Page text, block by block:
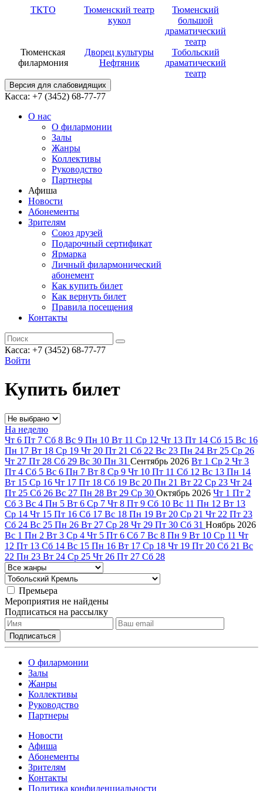
ТКТО
Тюменский театр
кукол
Тюменский
большой
драматический
театр
Тюменская
филармония
Дворец культуры
Нефтяник
Тобольский
драматический
театр
Версия для слабовидящих
Касса: +7 (3452) 68-77-77
О нас
О филармонии
Залы
Жанры
Коллективы
Руководство
Партнеры
Афиша
Новости
Абонементы
Зрителям
Союз друзей
Подарочный сертификат
Ярмарка
Личный филармонический
абонемент
Как купить билет
Как вернуть билет
Правила посещения
Контакты
Касса: +7 (3452) 68-77-77
Войти
Купить билет
На неделю
Чт 6 Пт 7 Сб 8 Вс 9 Пн 10 Вт 11 Ср 12 Чт 13 Пт 14 Сб 15 Вс 16
Пн 17 Вт 18 Ср 19 Чт 20 Пт 21 Сб 22 Вс 23 Пн 24 Вт 25 Ср 26
Чт 27 Пт 28 Сб 29 Вс 30 Пн 31 Сентябрь 2026 Вт 1 Ср 2 Чт 3
Пт 4 Сб 5 Вс 6 Пн 7 Вт 8 Ср 9 Чт 10 Пт 11 Сб 12 Вс 13 Пн 14
Вт 15 Ср 16 Чт 17 Пт 18 Сб 19 Вс 20 Пн 21 Вт 22 Ср 23 Чт 24
Пт 25 Сб 26 Вс 27 Пн 28 Вт 29 Ср 30 Октябрь 2026 Чт 1 Пт 2
Сб 3 Вс 4 Пн 5 Вт 6 Ср 7 Чт 8 Пт 9 Сб 10 Вс 11 Пн 12 Вт 13
Ср 14 Чт 15 Пт 16 Сб 17 Вс 18 Пн 19 Вт 20 Ср 21 Чт 22 Пт 23
Сб 24 Вс 25 Пн 26 Вт 27 Ср 28 Чт 29 Пт 30 Сб 31 Ноябрь 2026
Вс 1 Пн 2 Вт 3 Ср 4 Чт 5 Пт 6 Сб 7 Вс 8 Пн 9 Вт 10 Ср 11 Чт
12 Пт 13 Сб 14 Вс 15 Пн 16 Вт 17 Ср 18 Чт 19 Пт 20 Сб 21 Вс
22 Пн 23 Вт 24 Ср 25 Чт 26 Пт 27 Сб 28
Премьера
Мероприятия не найдены
Подписаться на рассылку
О филармонии
Залы
Жанры
Коллективы
Руководство
Партнеры
Новости
Афиша
Абонементы
Зрителям
Контакты
Политика конфиденциальности